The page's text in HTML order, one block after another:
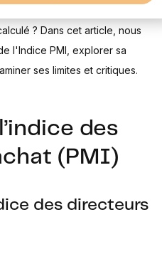
PMI
baromètre PMI
du baromètre PMI
? Dans cet article, nous
l'Indice PMI, explorer sa
ses limites et critiques.
des
(PMI)
des directeurs